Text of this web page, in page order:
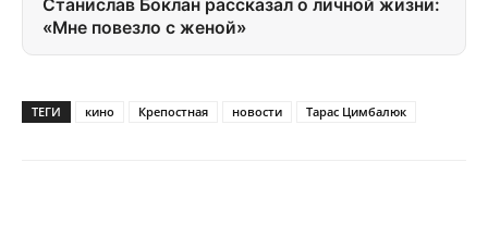
Станислав Боклан рассказал о личной жизни:
«Мне повезло с женой»
ТЕГИ кино Крепостная новости Тарас Цимбалюк